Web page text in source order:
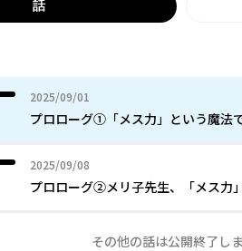
話
2025/09/01
2025年09月01日
プロローグ①「メス力」という魔法
2025/09/08
2025年09月08日
プロローグ②メリ子先生、「メス力
その他の話は公開終了し